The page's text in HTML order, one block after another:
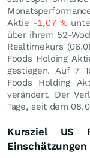
Aktie -1,07 %
über ihrem 52-
Realtimekurs (
Foods Holding
gestiegen. Auf 7
Foods Holding
verändert. Der
Tage, seit dem
Kursziel US
Einschätzungen